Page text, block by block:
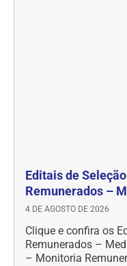
Editais de
Remunerados –
4 DE AGOSTO DE 2026
Clique e confira os
Remunerados –
– Monitoria